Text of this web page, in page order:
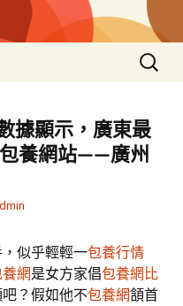
搜
尋
鍵
字:
據顯示，廣東最
養網站——廣州
似乎輕輕一包養行情
網是女方家倡包養網比
？假如他不包養網頷首